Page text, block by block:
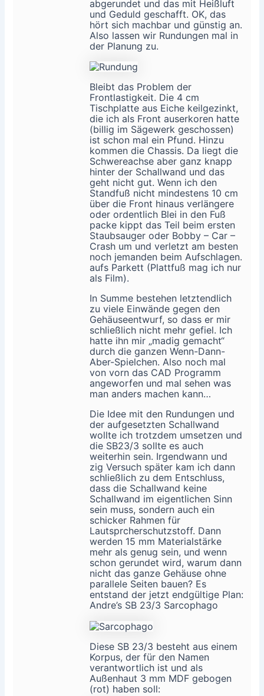
abgerundet und das mit Heißluft
und Geduld geschafft. OK, das
hört sich machbar und günstig an.
Also lassen wir Rundungen mal in
der Planung zu.
Bleibt das Problem der
Frontlastigkeit. Die 4 cm
Tischplatte aus Eiche keilgezinkt,
die ich als Front auserkoren hatte
(billig im Sägewerk geschossen)
ist schon mal ein Pfund. Hinzu
kommen die Chassis. Da liegt die
Schwereachse aber ganz knapp
hinter der Schallwand und das
geht nicht gut. Wenn ich den
Standfuß nicht mindestens 10 cm
über die Front hinaus verlängere
oder ordentlich Blei in den Fuß
packe kippt das Teil beim ersten
Staubsauger oder Bobby – Car –
Crash um und verletzt am besten
noch jemanden beim Aufschlagen.
aufs Parkett (Plattfuß mag ich nur
als Film).
In Summe bestehen letztendlich
zu viele Einwände gegen den
Gehäuseentwurf, so dass er mir
schließlich nicht mehr gefiel. Ich
hatte ihn mir „madig gemacht“
durch die ganzen Wenn-Dann-
Aber-Spielchen. Also noch mal
von vorn das CAD Programm
angeworfen und mal sehen was
man anders machen kann…
Die Idee mit den Rundungen und
der aufgesetzten Schallwand
wollte ich trotzdem umsetzen und
die SB23/3 sollte es auch
weiterhin sein. Irgendwann und
zig Versuch später kam ich dann
schließlich zu dem Entschluss,
dass die Schallwand keine
Schallwand im eigentlichen Sinn
sein muss, sondern auch ein
schicker Rahmen für
Lautsprcherschutzstoff. Dann
werden 15 mm Materialstärke
mehr als genug sein, und wenn
schon gerundet wird, warum dann
nicht das ganze Gehäuse ohne
parallele Seiten bauen? Es
entstand der jetzt endgültige Plan:
Andre’s SB 23/3 Sarcophago
Diese SB 23/3 besteht aus einem
Korpus, der für den Namen
verantwortlich ist und als
Außenhaut 3 mm MDF gebogen
(rot) haben soll: